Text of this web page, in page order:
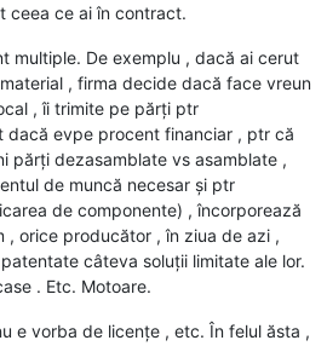
ceea ce ai în contract.
multiple. De exemplu , dacă ai cerut
, firma decide dacă face vreun
, îi trimite pe părți ptr
dacă evpe procent financiar , ptr că
părți dezasamblate vs asamblate ,
de muncă necesar și ptr
de componente) , încorporează
, orice producător , în ziua de azi ,
câteva soluții limitate ale lor.
. Etc. Motoare.
e vorba de licențe , etc. În felul ăsta ,